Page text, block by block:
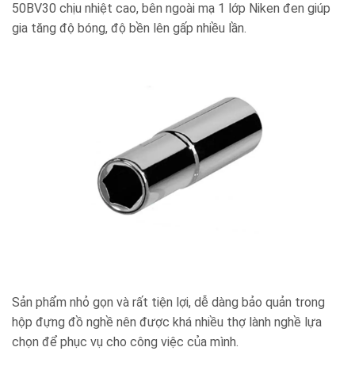
50BV30 chịu nhiệt cao, bên ngoài mạ 1 lớp Niken đen giúp
gia tăng độ bóng, độ bền lên gấp nhiều lần.
Sản phẩm nhỏ gọn và rất tiện lợi, dễ dàng bảo quản trong
hộp đựng đồ nghề nên được khá nhiều thợ lành nghề lựa
chọn để phục vụ cho công việc của mình.